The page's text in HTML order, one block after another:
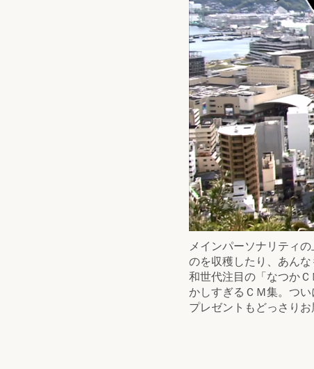
メインパーソナリティ
のを収穫したり、あん
和世代注目の「なつか
かしすぎるＣＭ集。つ
プレゼントもどっさりお